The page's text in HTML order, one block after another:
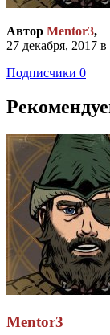
Автор Mentor3,
27 декабря, 2017 в
Подписчики 0
Mentor3